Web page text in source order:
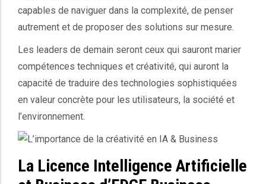
capables de naviguer dans la complexité, de penser
autrement et de proposer des solutions sur mesure.
Les leaders de demain seront ceux qui sauront marier
compétences techniques et créativité, qui auront la
capacité de traduire des technologies sophistiquées
en valeur concrète pour les utilisateurs, la société et
l’environnement.
La Licence Intelligence Artificielle